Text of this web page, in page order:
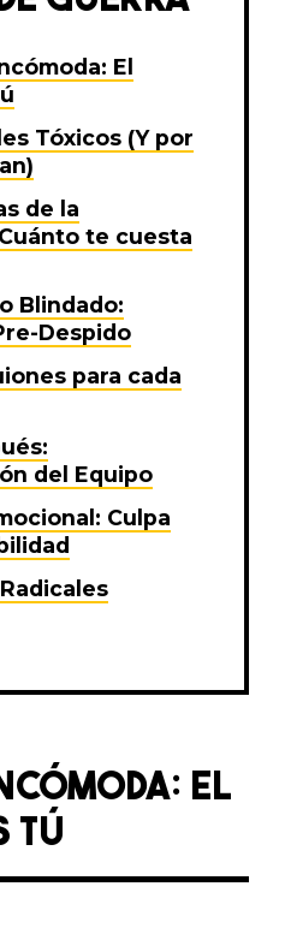
El
Tóxicos (Y por
de la
te cuesta
Blindado:
Despido
para cada
del Equipo
Culpa
EL
TÚ